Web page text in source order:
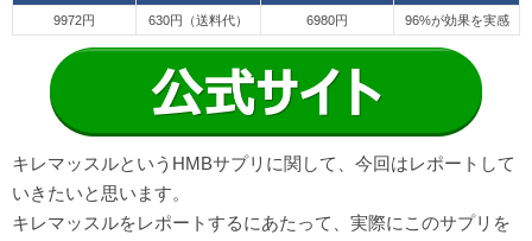
9972円 630円（送料代） 6980円 96%が効果を実感
キレマッスルというHMBサプリに関して、今回はレポートして
いきたいと思います。
キレマッスルをレポートするにあたって、実際にこのサプリを